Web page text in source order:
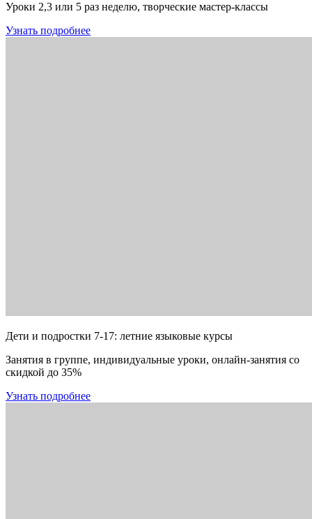
Уроки 2,3 или 5 раз неделю, творческие мастер-классы
Узнать подробнее
Дети и подростки 7-17: летние языковые курсы
Занятия в группе, индивидуальные уроки, онлайн-занятия со
скидкой до 35%
Узнать подробнее